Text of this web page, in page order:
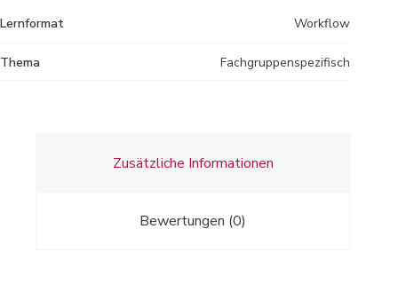
Lernformat Workflow
Thema Fachgruppenspezifisch
Zusätzliche Informationen
Bewertungen (0)